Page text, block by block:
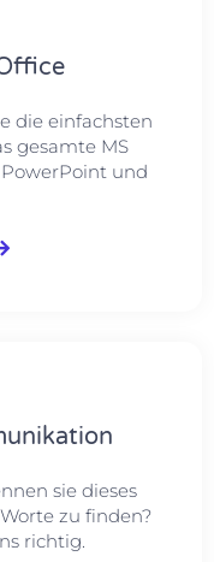
die einfachsten
gesamte MS
PowerPoint und
sie dieses
zu finden?
richtig.